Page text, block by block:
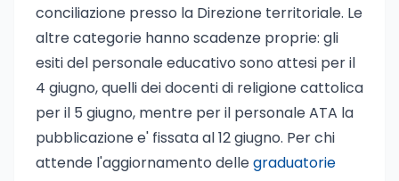
conciliazione presso la Direzione territoriale. Le
altre categorie hanno scadenze proprie: gli
esiti del personale educativo sono attesi per il
4 giugno, quelli dei docenti di religione cattolica
per il 5 giugno, mentre per il personale ATA la
pubblicazione e' fissata al 12 giugno. Per chi
attende l'aggiornamento dellegraduatorie